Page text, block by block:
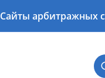
Сайты арбитражных